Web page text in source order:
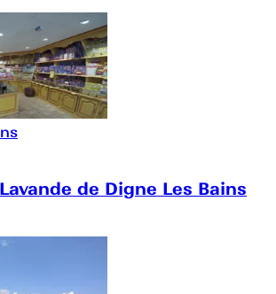
de Digne Les Bains